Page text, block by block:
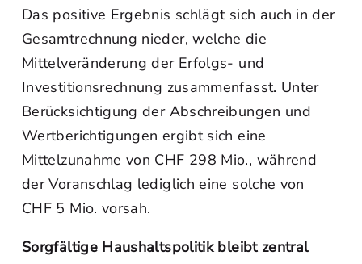
Das positive Ergebnis schlägt sich auch in der
Gesamtrechnung nieder, welche die
Mittelveränderung der Erfolgs- und
Investitionsrechnung zusammenfasst. Unter
Berücksichtigung der Abschreibungen und
Wertberichtigungen ergibt sich eine
Mittelzunahme von CHF 298 Mio., während
der Voranschlag lediglich eine solche von
CHF 5 Mio. vorsah.
Sorgfältige Haushaltspolitik bleibt zentral